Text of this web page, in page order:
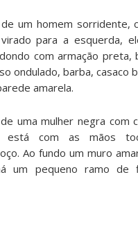
um homem sorridente,
para a esquerda,
com armação preta,
ondulado, barba, casaco
amarela.
uma mulher negra com
está com as mãos
Ao fundo um muro
um pequeno ramo de